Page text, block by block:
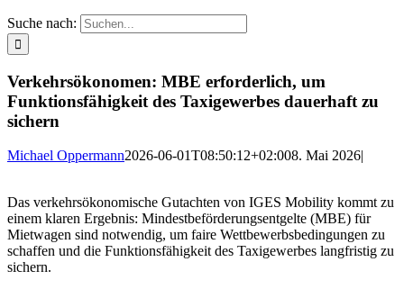
Suche nach:
Verkehrsökonomen: MBE erforderlich, um
Funktionsfähigkeit des Taxigewerbes dauerhaft zu
sichern
Michael Oppermann2026-06-01T08:50:12+02:008. Mai 2026|
Das verkehrsökonomische Gutachten von IGES Mobility kommt zu
einem klaren Ergebnis: Mindestbeförderungsentgelte (MBE) für
Mietwagen sind notwendig, um faire Wettbewerbsbedingungen zu
schaffen und die Funktionsfähigkeit des Taxigewerbes langfristig zu
sichern.